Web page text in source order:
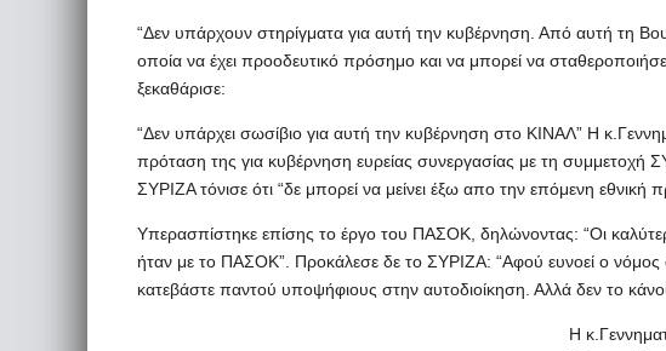
“Δεν υπάρχουν στηρίγματα για αυτή την κυβέρνηση. Από αυτή τη
οποία να έχει προοδευτικό πρόσημο και να μπορεί να
ξεκαθάρισε:
“Δεν υπάρχει σωσίβιο για αυτή την κυβέρνηση στο ΚΙΝΑΛ” Η
πρόταση της για κυβέρνηση ευρείας συνεργασίας με τη συμμετοχή
ΣΥΡΙΖΑ τόνισε ότι “δε μπορεί να μείνει έξω απο την επόμενη εθνική
Υπερασπίστηκε επίσης το έργο του ΠΑΣΟΚ, δηλώνοντας: “Οι
ήταν με το ΠΑΣΟΚ”. Προκάλεσε δε το ΣΥΡΙΖΑ: “Αφού ευνοεί ο νόμος
κατεβάστε παντού υποψήφιους στην αυτοδιοίκηση. Αλλά δεν το
Η